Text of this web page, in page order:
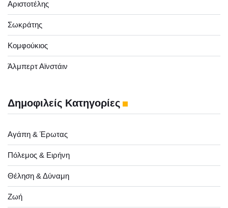
Αριστοτέλης
Σωκράτης
Κομφούκιος
Άλμπερτ Αϊνστάιν
Δημοφιλείς Κατηγορίες
Αγάπη & Έρωτας
Πόλεμος & Ειρήνη
Θέληση & Δύναμη
Ζωή